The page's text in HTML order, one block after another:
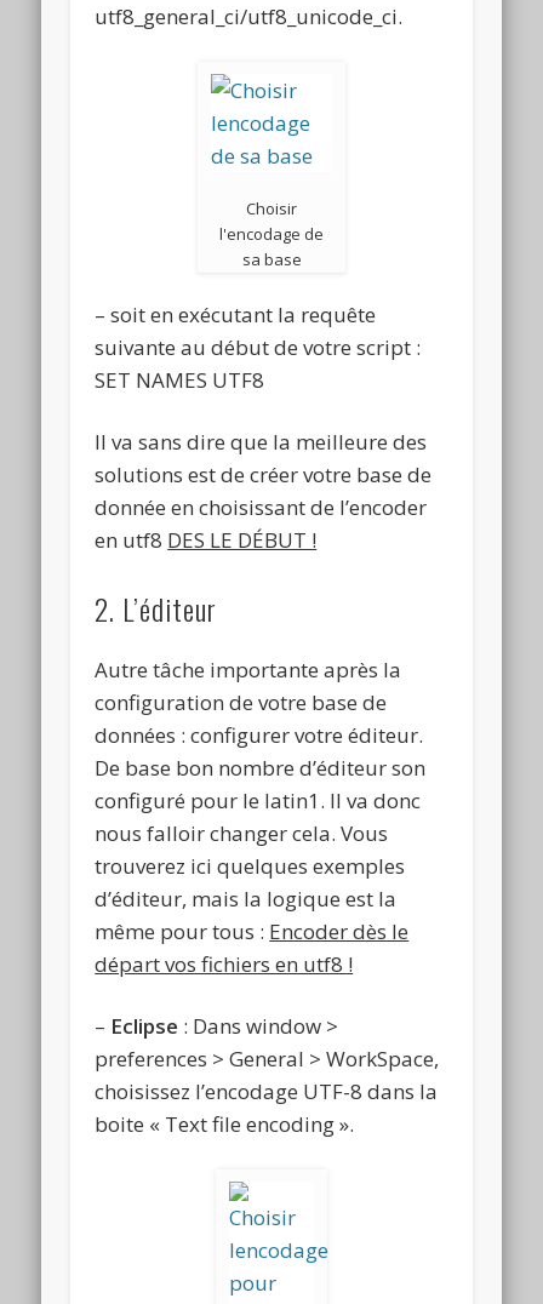
utf8_general_ci/utf8_unicode_ci.
Choisir
l'encodage de
sa base
– soit en exécutant la requête
suivante au début de votre script :
SET NAMES UTF8
Il va sans dire que la meilleure des
solutions est de créer votre base de
donnée en choisissant de l’encoder
en utf8 DES LE DÉBUT !
2. L’éditeur
Autre tâche importante après la
configuration de votre base de
données : configurer votre éditeur.
De base bon nombre d’éditeur son
configuré pour le latin1. Il va donc
nous falloir changer cela. Vous
trouverez ici quelques exemples
d’éditeur, mais la logique est la
même pour tous : Encoder dès le
départ vos fichiers en utf8 !
– Eclipse : Dans window >
preferences > General > WorkSpace,
choisissez l’encodage UTF-8 dans la
boite « Text file encoding ».